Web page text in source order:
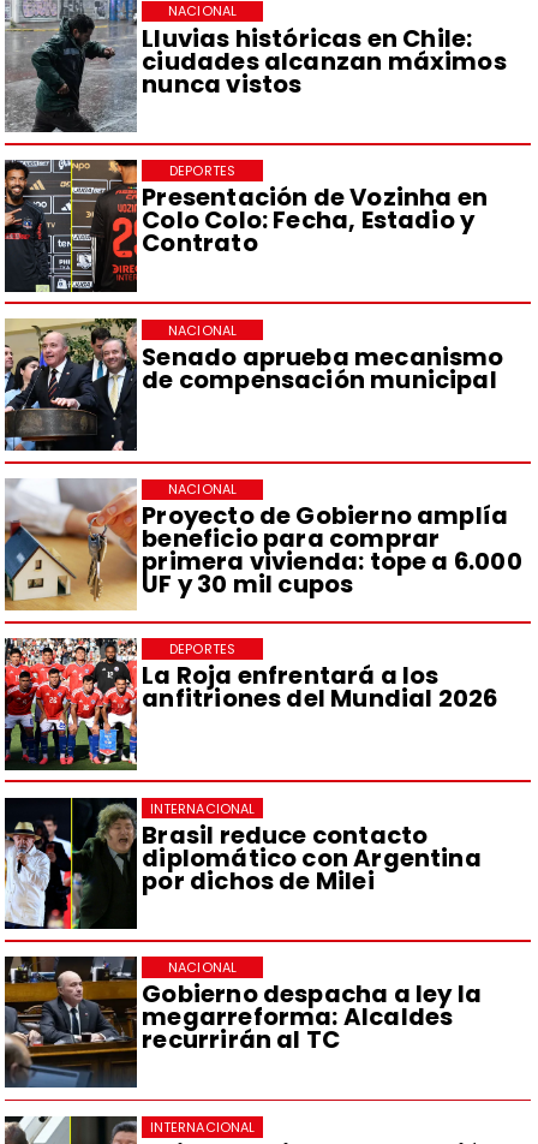
Lluvias históricas en Chile:
ciudades alcanzan máximos
nunca vistos
NACIONAL
Presentación de Vozinha en
Colo Colo: Fecha, Estadio y
Contrato
DEPORTES
Senado aprueba mecanismo
de compensación municipal
NACIONAL
Proyecto de Gobierno amplía
beneficio para comprar
primera vivienda: tope a 6.000
UF y 30 mil cupos
NACIONAL
La Roja enfrentará a los
anfitriones del Mundial 2026
DEPORTES
Brasil reduce contacto
diplomático con Argentina
por dichos de Milei
INTERNACIONAL
Gobierno despacha a ley la
megarreforma: Alcaldes
recurrirán al TC
NACIONAL
INTERNACIONAL